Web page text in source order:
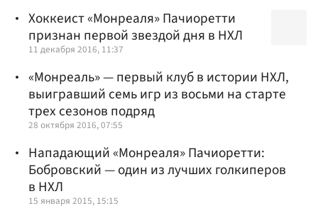
Хоккеист «Монреаля» Пачиоретти
признан первой звездой дня в НХЛ
11 декабря 2016, 11:37
«Монреаль» — первый клуб в истории НХЛ,
выигравший семь игр из восьми на старте
трех сезонов подряд
28 октября 2016, 07:55
Нападающий «Монреаля» Пачиоретти:
Бобровский — один из лучших голкиперов
в НХЛ
15 января 2015, 15:15